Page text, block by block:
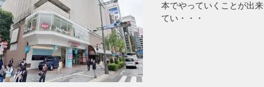
本でやっていくことが出
てい・・・